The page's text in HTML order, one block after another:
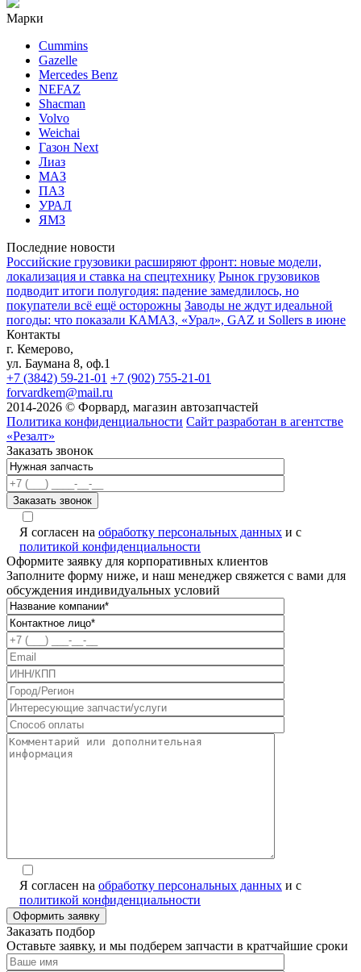
Марки
Cummins
Gazelle
Mercedes Benz
NEFAZ
Shacman
Volvo
Weichai
Газон Next
Лиаз
МАЗ
ПАЗ
УРАЛ
ЯМЗ
Последние новости
Российские грузовики расширяют фронт: новые модели,
локализация и ставка на спецтехнику Рынок грузовиков
подводит итоги полугодия: падение замедлилось, но
покупатели всё ещё осторожны Заводы не ждут идеальной
погоды: что показали КАМАЗ, «Урал», GAZ и Sollers в июне
Контакты
г. Кемерово,
ул. Баумана 8, оф.1
+7 (3842) 59-21-01 +7 (902) 755-21-01
forvardkem@mail.ru
2014-2026 © Форвард, магазин автозапчастей
Политика конфиденциальности Сайт разработан в агентстве
«Резалт»
Заказать звонок
Я согласен на обработку персональных данных и с
политикой конфиденциальности
Оформите заявку для корпоративных клиентов
Заполните форму ниже, и наш менеджер свяжется с вами для
обсуждения индивидуальных условий
Я согласен на обработку персональных данных и с
политикой конфиденциальности
Заказать подбор
Оставьте заявку, и мы подберем запчасти в кратчайшие сроки